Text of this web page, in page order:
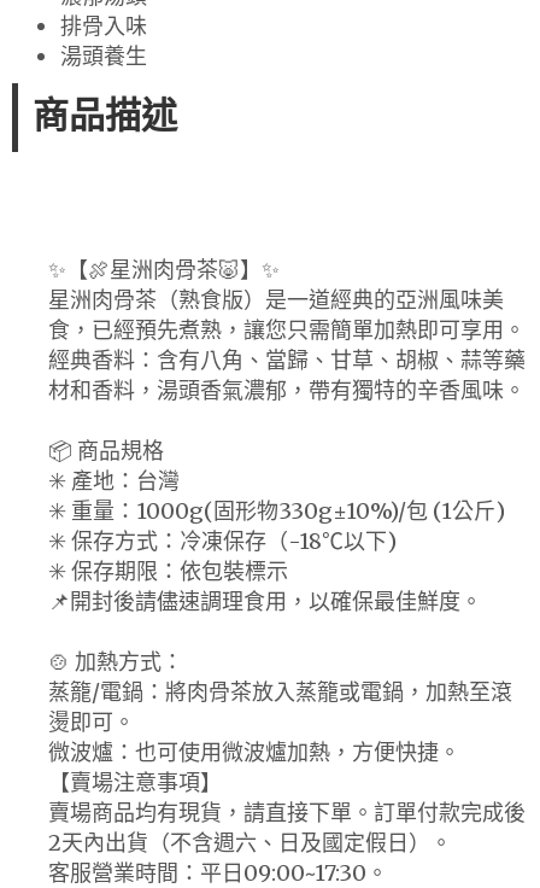
排骨入味
湯頭養生
商品描述
✨【🍖星洲肉骨茶🐷】✨
星洲肉骨茶（熟食版）是一道經典的亞洲風味美
食，已經預先煮熟，讓您只需簡單加熱即可享用。
經典香料：含有八角、當歸、甘草、胡椒、蒜等藥
材和香料，湯頭香氣濃郁，帶有獨特的辛香風味。
📦 商品規格
✳️ 產地：台灣
✳️ 重量：1000g(固形物330g±10%)/包 (1公斤)
✳️ 保存方式：冷凍保存（-18℃以下)
✳️ 保存期限：依包裝標示
📌開封後請儘速調理食用，以確保最佳鮮度。
🍲 加熱方式：
蒸籠/電鍋：將肉骨茶放入蒸籠或電鍋，加熱至滾
燙即可。
微波爐：也可使用微波爐加熱，方便快捷。
【賣場注意事項】
賣場商品均有現貨，請直接下單。訂單付款完成後
2天內出貨（不含週六、日及國定假日）。
客服營業時間：平日09:00~17:30。